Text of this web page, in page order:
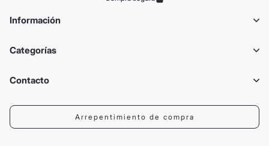
Información
Categorías
Contacto
Arrepentimiento de compra